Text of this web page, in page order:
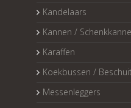
Kandelaars
Kannen /
Karaffen
Koekbussen /
Messenleggers